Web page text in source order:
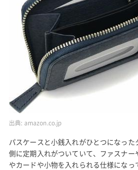
出典: amazon.co.jp
パスケースと小銭入れがひとつになっ
側に定期入れがついていて、ファスナ
やカードや小物を入れられる仕様になっ